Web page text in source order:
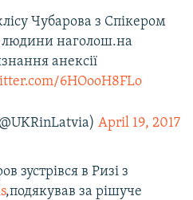
Чубарова з Спікером
людини наголош.на
анексії
6HOooH8FLo
April 19, 2017
зустрівся в Ризі з
,подякував за рішуче